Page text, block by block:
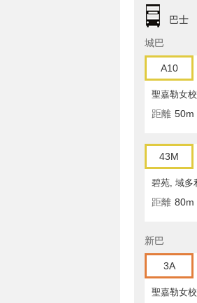
巴士
城巴
A10
聖嘉勒女
距離 50m
43M
碧苑, 域多
距離 80m
新巴
3A
聖嘉勒女